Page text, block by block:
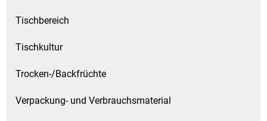
Tischbereich
Tischkultur
Trocken-/Backfrüchte
Verpackung- und Verbrauchsmaterial